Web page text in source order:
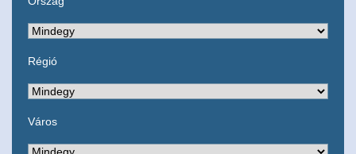
Régió
Város